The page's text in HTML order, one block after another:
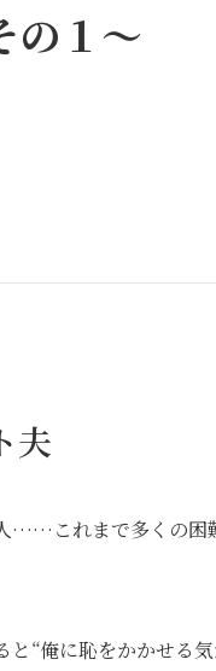
の１～
夫
……これまで多くの困
と“俺に恥をかかせる